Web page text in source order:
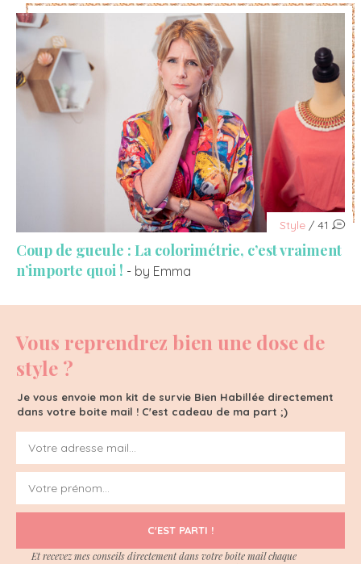
Style / 41
Coup de gueule : La colorimétrie, c’est vraiment
n’importe quoi ! - by Emma
Vous reprendrez bien une dose de
style ?
Je vous envoie mon kit de survie Bien Habillée directement
dans votre boite mail ! C'est cadeau de ma part ;)
C'EST PARTI !
Et recevez mes conseils directement dans votre boite mail chaque